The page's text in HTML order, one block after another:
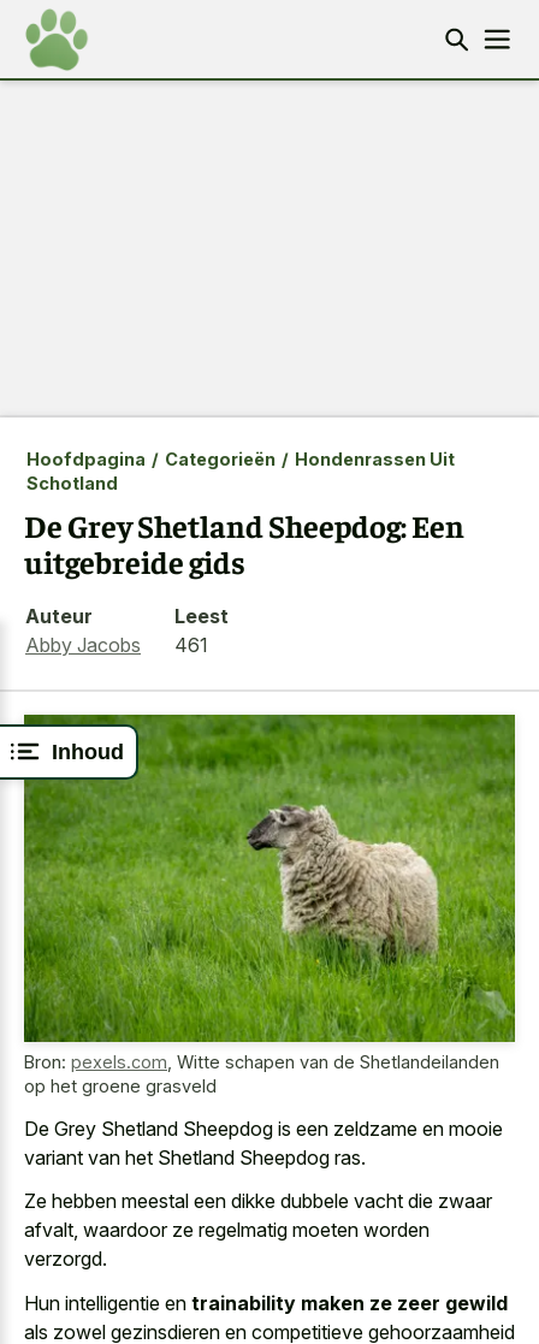
Inhoud
Hoofdpagina / Categorieën / Hondenrassen Uit
Schotland
De Grey Shetland Sheepdog: Een
uitgebreide gids
Auteur
Abby Jacobs
Leest
461
Bron: pexels.com Witte schapen van de Shetlandeilanden
op het groene grasveld
De Grey Shetland Sheepdog is een zeldzame en mooie
variant van het Shetland Sheepdog ras.
Ze hebben meestal een dikke dubbele vacht die zwaar
afvalt, waardoor ze regelmatig moeten worden
verzorgd.
Hun intelligentie en trainability maken ze zeer gewild
als zowel gezinsdieren en competitieve gehoorzaamheid